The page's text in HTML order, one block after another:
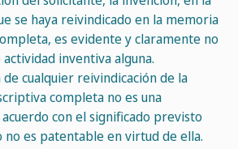
se haya reivindicado en la memoria
es evidente y claramente no
inventiva alguna.
cualquier reivindicación de la
completa no es una
con el significado previsto
no es patentable en virtud de ella.